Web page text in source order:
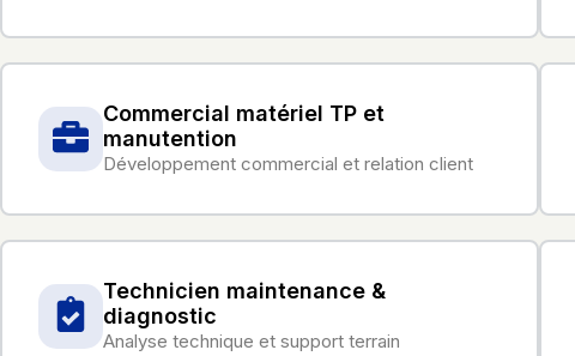
Commercial matériel TP et
manutention
Développement commercial et relation client
Technicien maintenance &
diagnostic
Analyse technique et support terrain